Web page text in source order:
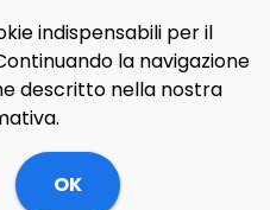
Romagna Ferrara
indispensabili per il
la navigazione
descritto nella nostra
OK